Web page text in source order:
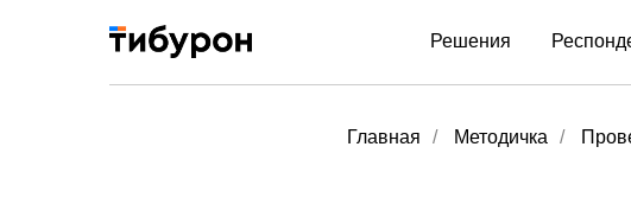
Решения
Главная / Методичка /